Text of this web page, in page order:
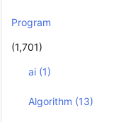
Program
(1,701)
ai (1)
Algorithm (13)